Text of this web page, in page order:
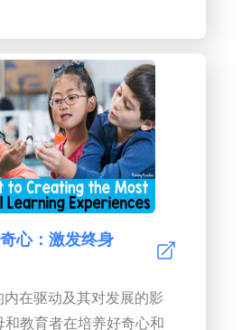
游戏的好处，包括提高问
力和韧性。我们提供关于
化学习环境和为教育工作者
见解。强调合作和适应性，
培养互动和丰富教育体验的
今天就开启游戏在学习中的
心：激发终身
在驱动及其对发展的影
教育者在培养好奇心和